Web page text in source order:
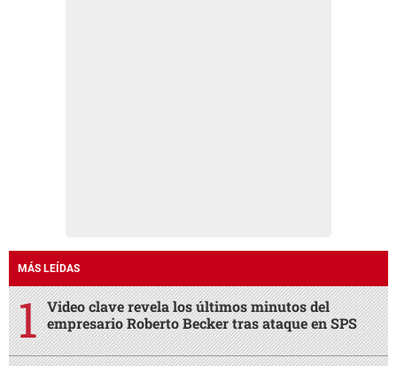
MÁS LEÍDAS
Video clave revela los últimos minutos del
empresario Roberto Becker tras ataque en SPS